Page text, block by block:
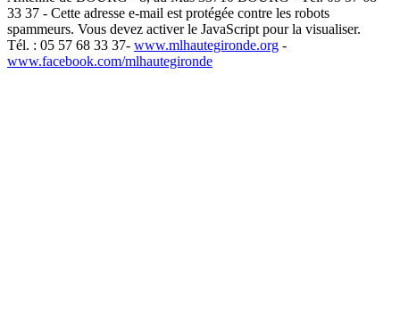
33 37 - Cette adresse e-mail est protégée contre les robots
spammeurs. Vous devez activer le JavaScript pour la visualiser.
Tél. : 05 57 68 33 37- www.mlhautegironde.org -
www.facebook.com/mlhautegironde